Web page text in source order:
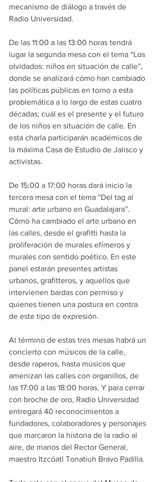
mecanismo de diálogo a través de
Radio Universidad.
De las 11:00 a las 13:00 horas tendrá
lugar la segunda mesa con el tema “Los
olvidados: niños en situación de calle”,
donde se analizará cómo han cambiado
las políticas públicas en torno a esta
problemática a lo largo de estas cuatro
décadas; cuál es el presente y el futuro
de los niños en situación de calle. En
esta charla participarán académicos de
la máxima Casa de Estudio de Jalisco y
activistas.
De 15:00 a 17:00 horas dará inicio la
tercera mesa con el tema “Del tag al
mural: arte urbano en Guadalajara”.
Cómo ha cambiado el arte urbano en
las calles, desde el grafitti hasta la
proliferación de murales efímeros y
murales con sentido poético. En este
panel estarán presentes artistas
urbanos, grafitteros, y aquellos que
intervienen bardas con permiso y
quienes tienen una postura en contra
de este tipo de expresión.
Al término de estas tres mesas habrá un
concierto con músicos de la calle,
desde raperos, hasta músicos que
amenizan las calles con organillos, de
las 17:00 a las 18:00 horas. Y para cerrar
con broche de oro, Radio Universidad
entregará 40 reconocimientos a
fundadores, colaboradores y personajes
que marcaron la historia de la radio al
aire, de manos del Rector General,
maestro Itzcóatl Tonatiuh Bravo Padilla.